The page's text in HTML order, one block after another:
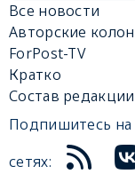
Все новости
Авторские
ForPost-TV
Кратко
Состав редакции
Подпишитесь на
сетях: